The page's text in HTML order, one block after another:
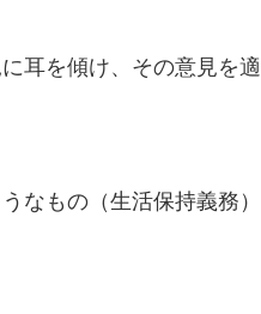
耳を傾け、その意見を適
なもの（生活保持義務）